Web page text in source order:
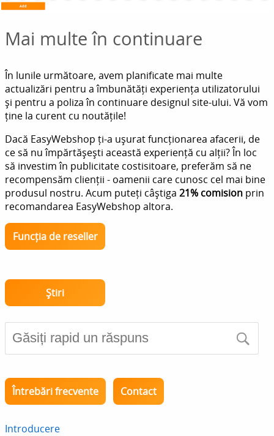
Mai multe în continuare
În lunile următoare, avem planificate mai multe
actualizări pentru a îmbunătăți experiența utilizatorului
și pentru a poliza în continuare designul site-ului. Vă vom
ține la curent cu noutățile!
Dacă EasyWebshop ți-a ușurat funcționarea afacerii, de
ce să nu împărtășești această experiență cu alții? În loc
să investim în publicitate costisitoare, preferăm să ne
recompensăm clienții - oamenii care cunosc cel mai bine
produsul nostru. Acum puteți câștiga 21% comision prin
recomandarea EasyWebshop altora.
Funcția de reseller
Știri
Întrebări frecvente Contact
Introducere